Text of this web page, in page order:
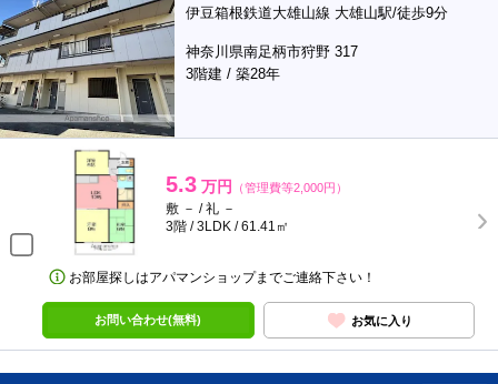
伊豆箱根鉄道大雄山線 大雄山駅/徒歩9分
神奈川県南足柄市狩野 317
3階建 / 築28年
5.3 万円 （管理費等2,000円）
敷 － / 礼 －
3階 / 3LDK / 61.41㎡
お部屋探しはアパマンショップまでご連絡下さい！
お問い合わせ(無料) お気に入り